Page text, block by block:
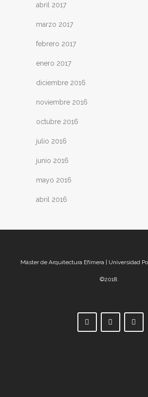
abril 2017
marzo 2017
febrero 2017
enero 2017
diciembre 2016
noviembre 2016
octubre 2016
julio 2016
junio 2016
mayo 2016
abril 2016
Máster de Arquitectura Efímera | Universidad
©2018.